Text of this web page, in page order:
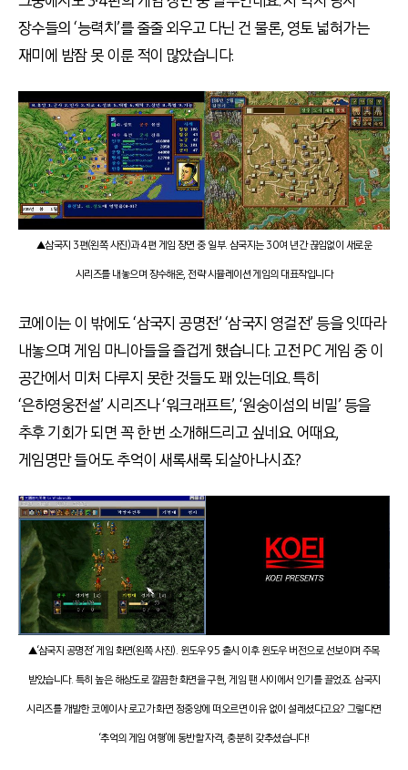
장수들의 ‘능력치’를 줄줄 외우고 다닌 건 물론, 영토 넓혀가는
재미에 밤잠 못 이룬 적이 많았습니다.
▲삼국지 3편(왼쪽 사진)과 4편 게임 장면 중 일부. 삼국지는 30여 년간 끊임없이 새로운
시리즈를 내놓으며 장수해온, 전략 시뮬레이션 게임의 대표작입니다
코에이는 이 밖에도 ‘삼국지 공명전’ ‘삼국지 영걸전’ 등을 잇따라
내놓으며 게임 마니아들을 즐겁게 했습니다. 고전 PC 게임 중 이
공간에서 미처 다루지 못한 것들도 꽤 있는데요. 특히
‘은하영웅전설’ 시리즈나 ‘워크래프트’, ‘원숭이섬의 비밀’ 등을
추후 기회가 되면 꼭 한 번 소개해드리고 싶네요. 어때요,
게임명만 들어도 추억이 새록새록 되살아나시죠?
▲‘삼국지 공명전’ 게임 화면(왼쪽 사진). 윈도우 95 출시 이후 윈도우 버전으로 선보이며 주목
받았습니다. 특히 높은 해상도로 깔끔한 화면을 구현, 게임 팬 사이에서 인기를 끌었죠. 삼국지
시리즈를 개발한 코에이사 로고가 화면 정중앙에 떠오르면 이유 없이 설레셨다고요? 그렇다면
‘추억의 게임 여행’에 동반할 자격, 충분히 갖추셨습니다!